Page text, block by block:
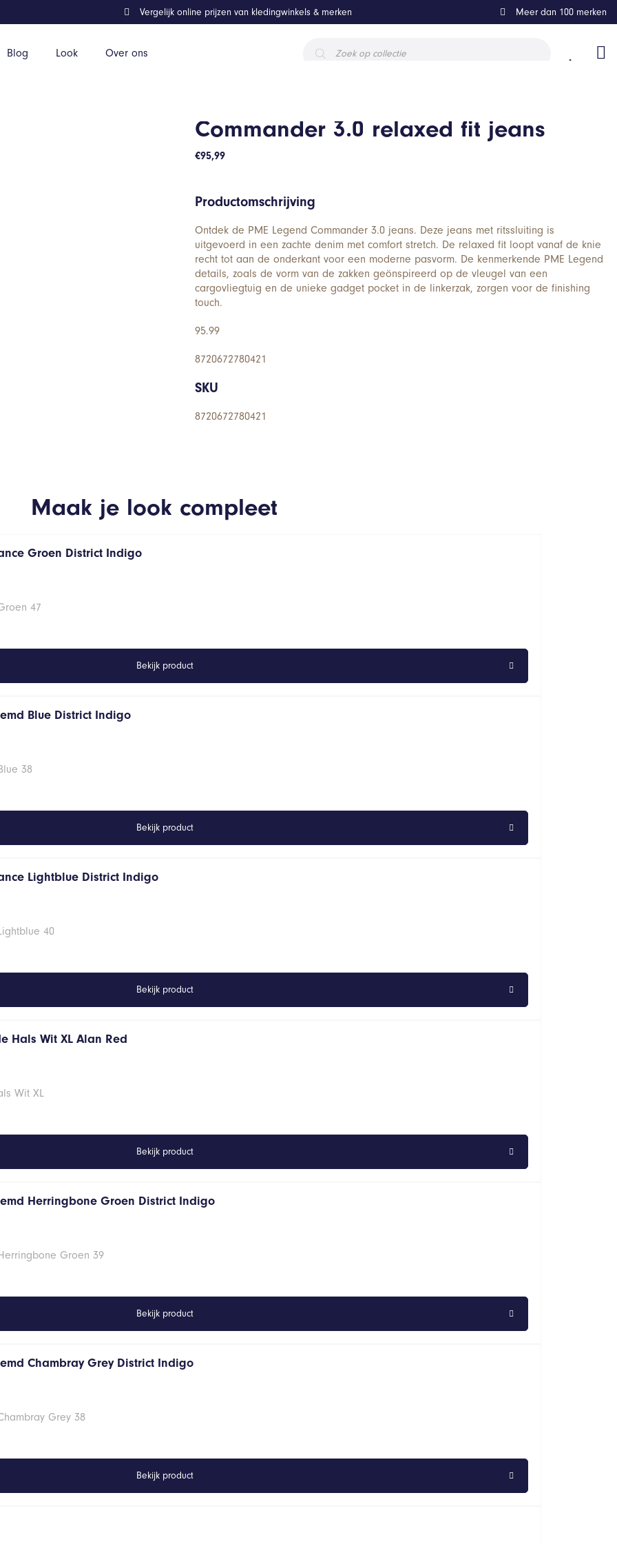
Blog Look Over ons
zoeken
Vergelijk online prijzen van kledingwinkels & merken Meer dan 100 merken
Commander 3.0 relaxed fit jeans
€95,99
Productomschrijving
Ontdek de PME Legend Commander 3.0 jeans. Deze jeans met ritssluiting is
uitgevoerd in een zachte denim met comfort stretch. De relaxed fit loopt vanaf de knie
recht tot aan de onderkant voor een moderne pasvorm. De kenmerkende PME Legend
details, zoals de vorm van de zakken geönspireerd op de vleugel van een
cargovliegtuig en de unieke gadget pocket in de linkerzak, zorgen voor de finishing
touch.
95.99
8720672780421
SKU
8720672780421
Maak je look compleet
Groen District Indigo
47
Bekijk product
Blue District Indigo
38
Bekijk product
Lightblue District Indigo
40
Bekijk product
Hals Wit XL Alan Red
Wit XL
Bekijk product
Herringbone Groen District Indigo
Groen 39
Bekijk product
Chambray Grey District Indigo
Grey 38
Bekijk product